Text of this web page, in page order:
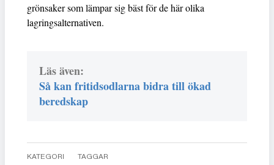
grönsaker som lämpar sig bäst för de här olika
lagringsalternativen.
Läs även:
Så kan fritidsodlarna bidra till ökad
beredskap
KATEGORI TAGGAR